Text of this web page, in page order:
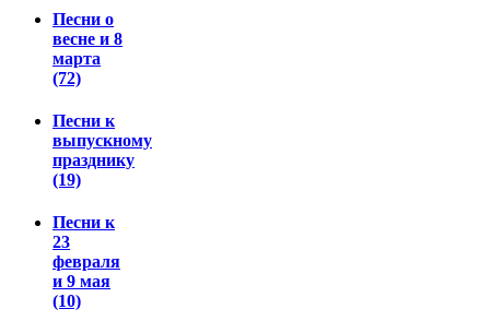
Песни о
весне и 8
марта
(72)
Песни к
выпускному
празднику
(19)
Песни к
23
февраля
и 9 мая
(10)